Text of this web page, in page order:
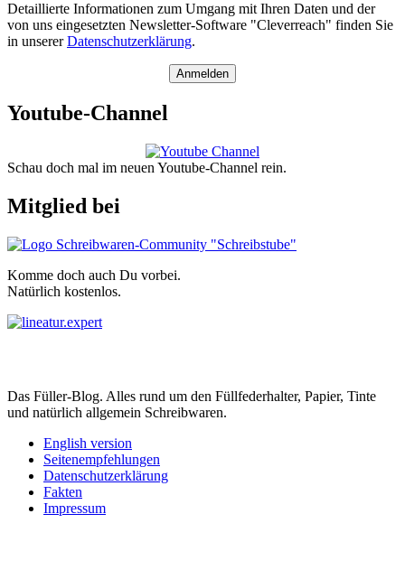
Detaillierte Informationen zum Umgang mit Ihren Daten und der
von uns eingesetzten Newsletter-Software "Cleverreach" finden Sie
in unsererDatenschutzerklärung.
Anmelden
Youtube-Channel
Schau doch mal im neuen Youtube-Channel rein.
Mitglied bei
Komme doch auch Du vorbei.
Natürlich kostenlos.
Das Füller-Blog. Alles rund um den Füllfederhalter, Papier, Tinte
und natürlich allgemein Schreibwaren.
English version
Seitenempfehlungen
Datenschutzerklärung
Fakten
Impressum